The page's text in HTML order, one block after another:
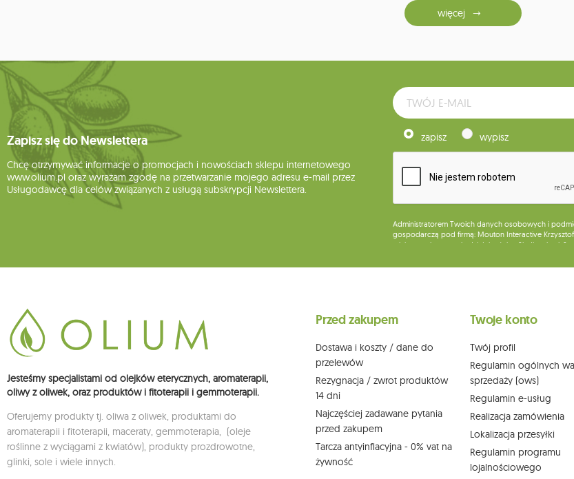
więcej
Zapisz się do Newslettera
Chcę otrzymywać informacje o promocjach i nowościach sklepu internetowego
www.olium.pl oraz wyrażam zgodę na przetwarzanie mojego adresu e-mail przez
Usługodawcę dla celów związanych z usługą subskrypcji Newslettera.
zapisz wypisz
Administratorem Twoich danych osobowych i
gospodarczą pod firmą: Mouton Interactive
miejsca wykonywania działalności w Siedlcach, ul.
Dane będą przetwarzane w celu wysyłki
działem obsługi klienta Mouton Interactive pod
Jesteśmy specjalistami od olejków eterycznych, aromaterapii,
oliwy z oliwek, oraz produktów i fitoterapii i gemmoterapii.
Oferujemy produkty tj. oliwa z oliwek, produktami do
aromaterapii i fitoterapii, maceraty, gemmoterapia, (oleje
roślinne z wyciągami z kwiatów), produkty prozdrowotne,
glinki, sole i wiele innych.
Przed zakupem
Dostawa i koszty / dane do
przelewów
Rezygnacja / zwrot produktów
14 dni
Najczęściej zadawane pytania
przed zakupem
Tarcza antyinflacyjna - 0% vat na
żywność
Twoje konto
Twój profil
Regulamin ogólnych
sprzedaży (ows)
Regulamin e-usług
Realizacja zamówienia
Lokalizacja przesyłki
Regulamin programu
lojalnościowego